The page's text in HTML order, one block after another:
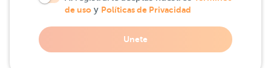
de uso y Políticas de Privacidad
Unete